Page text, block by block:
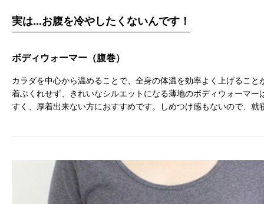
実は...お腹を冷やしたくないんです！
ボディウォーマー（腹巻）
カラダを中心から温めることで、全身の体温を効率よく上げること
着ぶくれせず、きれいなシルエットになる薄地のボディウォーマ
すく、厚着出来ない方におすすめです。しめつけ感もないので、就